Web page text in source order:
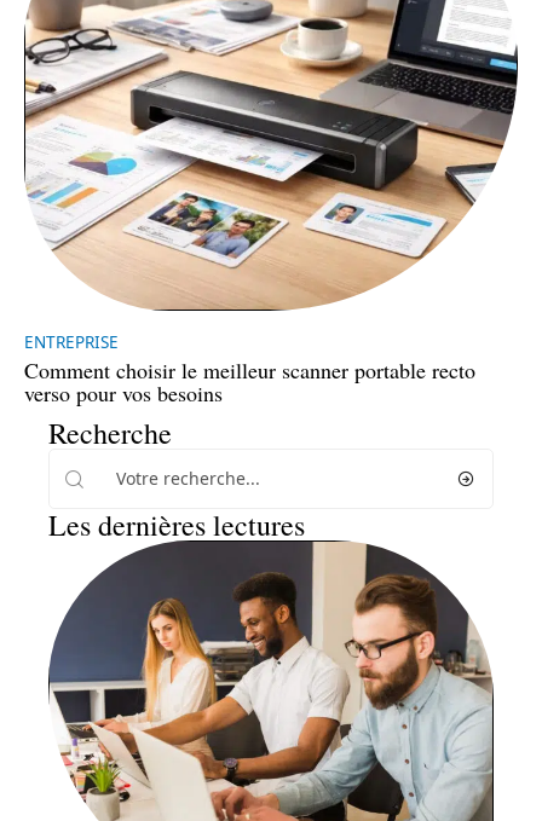
ENTREPRISE
Comment choisir le meilleur scanner portable recto
verso pour vos besoins
Recherche
Les dernières lectures